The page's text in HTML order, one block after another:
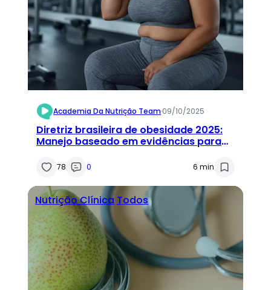
Academia Da Nutrição Team·09/10/2025
Diretriz brasileira de obesidade 2025:
Manejo baseado em evidências para
78 0 6 min
Nutrição Clínica Todos